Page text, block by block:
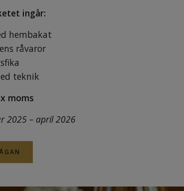
ingår:
hembakat
råvaror
teknik
moms
2025 – april 2026